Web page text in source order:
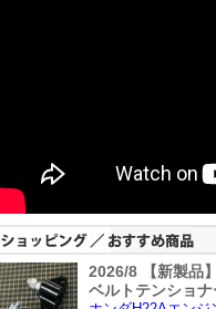
2026/8 【新製品
ベルトテンショ